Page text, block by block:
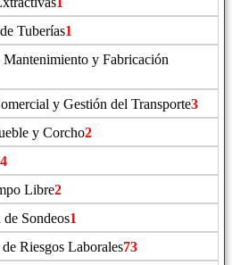
Tuberías1
Mantenimiento y Fabricación
y Gestión del Transporte3
y Corcho2
4
Libre2
Sondeos1
Riesgos Laborales73